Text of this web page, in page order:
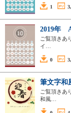
1
2019年
ご覧頂きあ
イ…
0
筆文字
ご覧頂きあ
和風…